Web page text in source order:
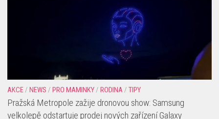
AKCE/ NEWS / PRO MAMINKY/ RODINA/ TIPY
Pražská Metropole zažije dronovou show: Samsung
velkolepě odstartuje prodej nových zařízení Galaxy